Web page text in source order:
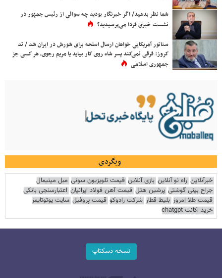
شما نظر بدهید/ اگر خبرنگار بودید چه سوالی از رئیس جمهور در
نشست خبری فردا می‌پرسیدید؟
سناتور آمریکایی خواهان ارسال اسلحه برای شورش در ایران شد / تد
کروز: فرقی نمی‌کند پسر شاه روی کار بیاید یا مریم رجوی، هر کسی جز
جمهوری اسلامی
وبگردی
خبرآنلاین راه نو آنلاین بازی آنلاین قیمت تلویزیون سونی مبل مینیمال
جراح بینی گوشتی پرشین هتل قیمت آهن فولاد ایرانیان اعتبارسنجی بانکی
قیمت طلا امروز بلیط قطار شرکت رادوکو قیمت پروفیل سایت یوتوتایمز
خرید اکانت chatgpt
نسخه دسکتاپ